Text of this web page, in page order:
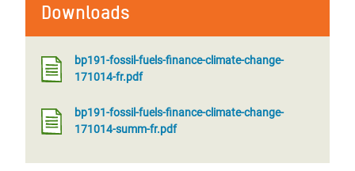
Downloads
bp191-fossil-fuels-finance-climate-change-
171014-fr.pdf
bp191-fossil-fuels-finance-climate-change-
171014-summ-fr.pdf